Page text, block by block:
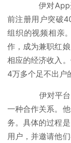
业
I
科
技
济
金
融
伊对App开
前注册用户突破
组织的视频相亲
作，成为兼职红
相应的经济收入
4万多个足不出户
伊对平台
一种合作关系。
务。具体的过程
用户，并邀请他